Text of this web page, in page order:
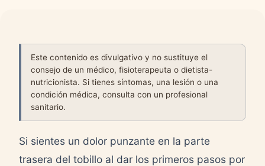
Este contenido es divulgativo y no sustituye el
consejo de un médico, fisioterapeuta o dietista-
nutricionista. Si tienes síntomas, una lesión o una
condición médica, consulta con un profesional
sanitario.
Si sientes un dolor punzante en la parte
trasera del tobillo al dar los primeros pasos por